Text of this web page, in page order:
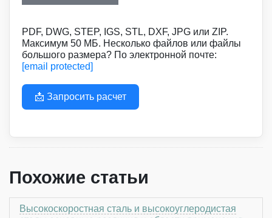
PDF, DWG, STEP, IGS, STL, DXF, JPG или ZIP.
Максимум 50 МБ. Несколько файлов или файлы
большого размера? По электронной почте:
[email protected]
📩 Запросить расчет
Похожие статьи
Высокоскоростная сталь и высокоуглеродистая